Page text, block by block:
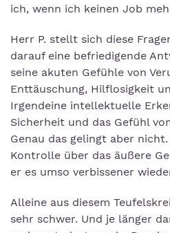
ich, wenn ich keinen Job
Herr P. stellt sich diese
darauf eine befriedigende
seine akuten Gefühle von
Enttäuschung, Hilflosigkeit
Irgendeine intellektuelle
Sicherheit und das Gefühl
Genau das gelingt aber
Kontrolle über das äußere
er es umso verbissener
Alleine aus diesem
sehr schwer. Und je länger